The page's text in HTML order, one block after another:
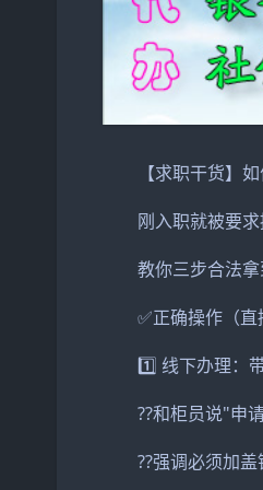
【求职干货】如
刚入职就被要求
教你三步合法拿
✅正确操作（直
1️⃣ 线下办理：带
??和柜员说"申请
??强调必须加盖